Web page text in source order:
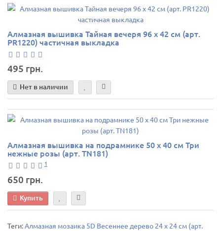
Алмазная вышивка Тайная вечеря 96 х 42 см (арт.
PR1220) частичная выкладка
495 грн.
Нет в наличии
Алмазная вышивка на подрамнике 50 х 40 см Три
нежные розы (арт. TN181)
1
650 грн.
Купить
Теги:Алмазная мозаика 5D Весеннее дерево 24 х 24 см (арт.